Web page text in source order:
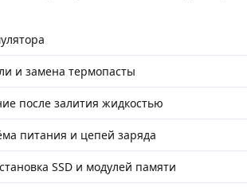
и замена термопасты
после залития жидкостью
питания и цепей заряда
SSD и модулей памяти